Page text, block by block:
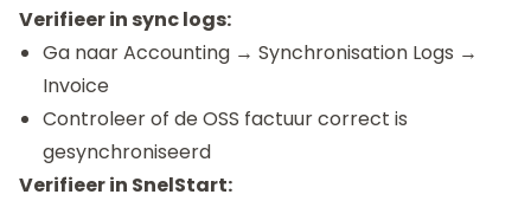
Verifieer in sync logs:
Ga naar Accounting → Synchronisation Logs →
Invoice
Controleer of de OSS factuur correct is
gesynchroniseerd
Verifieer in SnelStart: